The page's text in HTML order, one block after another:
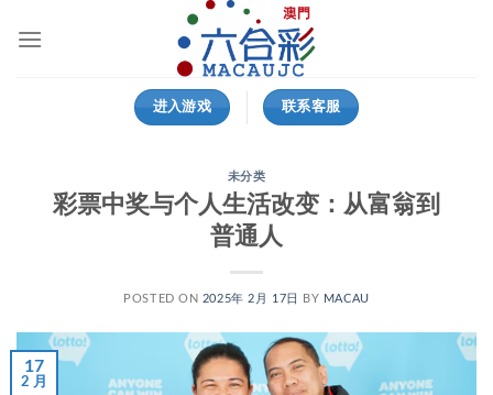
进入游戏 联系客服
未分类
彩票中奖与个人生活改变：从富翁到
普通人
POSTED ON 2025年 2月 17日 BY MACAU
17
2 月